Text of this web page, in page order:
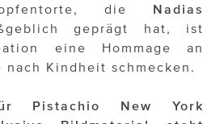
die Nadias
geprägt hat, ist
eine Hommage an
nach Kindheit schmecken.
Pistachio New York